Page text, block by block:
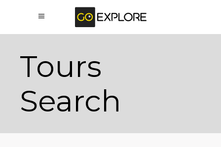
Tours
Search